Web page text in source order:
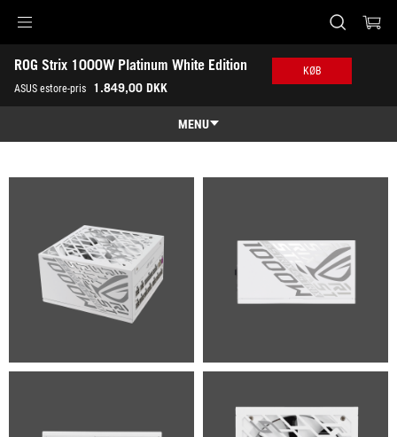
Accessibility links
Skip to content
Accessibility Help
Skip to Menu
ASUS Footer
ROG Strix 1000W Platinum White Edition
-
Gallery
ASUS estore-pris 1.849,00 DKK
KØB
MENU
Gallery